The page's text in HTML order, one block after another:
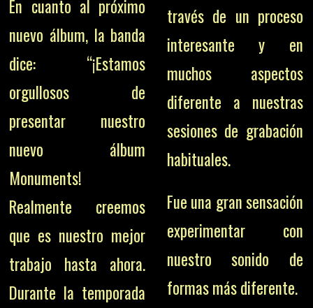
En cuanto al próximo
nuevo álbum, la banda
dice: “¡Estamos
orgullosos de
presentar nuestro
nuevo álbum
Monuments!
Realmente creemos
que es nuestro mejor
trabajo hasta ahora.
Durante la temporada
través de un proceso
interesante y en
muchos aspectos
diferente a nuestras
sesiones de grabación
habituales.
Fue una gran sensación
experimentar con
nuestro sonido de
formas más diferente.